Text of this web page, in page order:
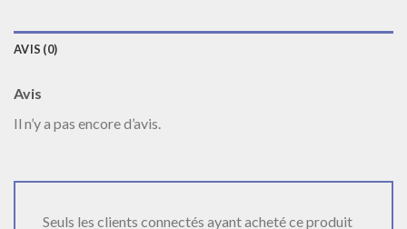
AVIS (0)
Avis
Il n’y a pas encore d’avis.
Seuls les clients connectés ayant acheté ce produit